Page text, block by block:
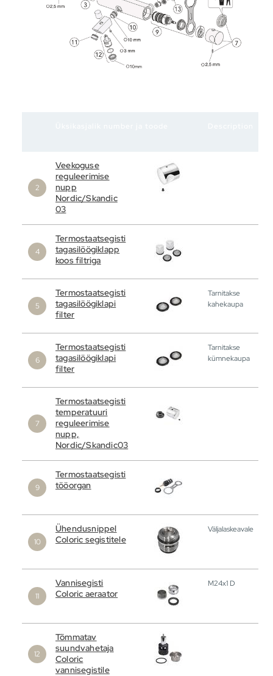
Veekoguse
reguleerimise
nupp
Nordic/Skandic
03
Termostaatsegisti
tagasilöögiklapp
koos filtriga
Termostaatsegisti
tagasilöögiklapi
filter
Tarnitakse
kahekaupa
Termostaatsegisti
tagasilöögiklapi
filter
Tarnitakse
kümnekaupa
Termostaatsegisti
temperatuuri
reguleerimise
nupp,
Nordic/Skandic03
Termostaatsegisti
tööorgan
Ühendusnippel
Coloric segistitele
Väljalaskeavale
Vannisegisti
Coloric aeraator
M24x1 D
Tõmmatav
suundvahetaja
Coloric
vannisegistile